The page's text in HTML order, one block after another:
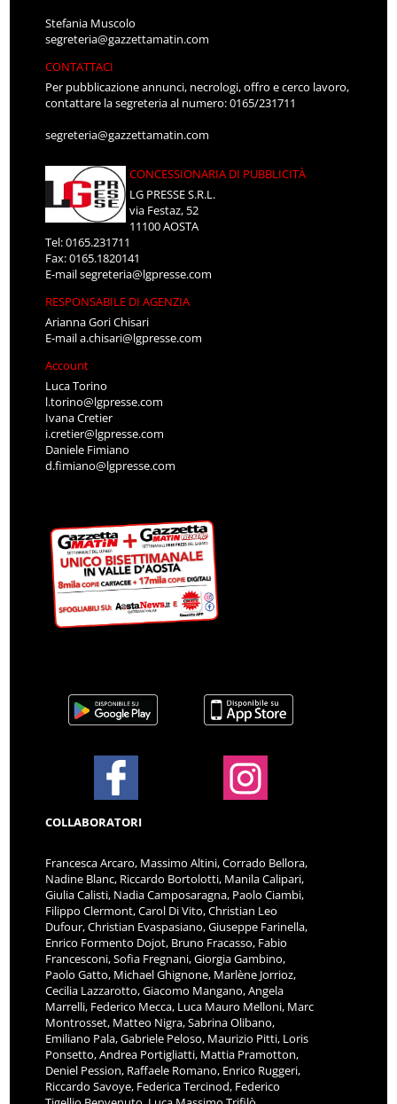
Stefania Muscolo
segreteria@gazzettamatin.com
CONTATTACI
Per pubblicazione annunci, necrologi, offro e cerco lavoro,
contattare la segreteria al numero: 0165/231711
segreteria@gazzettamatin.com
CONCESSIONARIA DI PUBBLICITÀ
LG PRESSE S.R.L.
via Festaz, 52
11100 AOSTA
Tel: 0165.231711
Fax: 0165.1820141
E-mailsegreteria@lgpresse.com
RESPONSABILE DI AGENZIA
Arianna Gori Chisari
E-maila.chisari@lgpresse.com
Account
Luca Torino
l.torino@lgpresse.com
Ivana Cretier
i.cretier@lgpresse.com
Daniele Fimiano
d.fimiano@lgpresse.com
COLLABORATORI
Francesca Arcaro, Massimo Altini, Corrado Bellora,
Nadine Blanc, Riccardo Bortolotti, Manila Calipari,
Giulia Calisti, Nadia Camposaragna, Paolo Ciambi,
Filippo Clermont, Carol Di Vito, Christian Leo
Dufour, Christian Evaspasiano, Giuseppe Farinella,
Enrico Formento Dojot, Bruno Fracasso, Fabio
Francesconi, Sofia Fregnani, Giorgia Gambino,
Paolo Gatto, Michael Ghignone, Marlène Jorrioz,
Cecilia Lazzarotto, Giacomo Mangano, Angela
Marrelli, Federico Mecca, Luca Mauro Melloni, Marc
Montrosset, Matteo Nigra, Sabrina Olibano,
Emiliano Pala, Gabriele Peloso, Maurizio Pitti, Loris
Ponsetto, Andrea Portigliatti, Mattia Pramotton,
Deniel Pession, Raffaele Romano, Enrico Ruggeri,
Riccardo Savoye, Federica Tercinod, Federico